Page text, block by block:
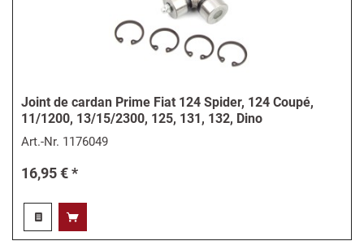
Joint de cardan Prime Fiat 124 Spider, 124 Coupé,
11/1200, 13/15/2300, 125, 131, 132, Dino
Art.-Nr. 1176049
16,95 € *